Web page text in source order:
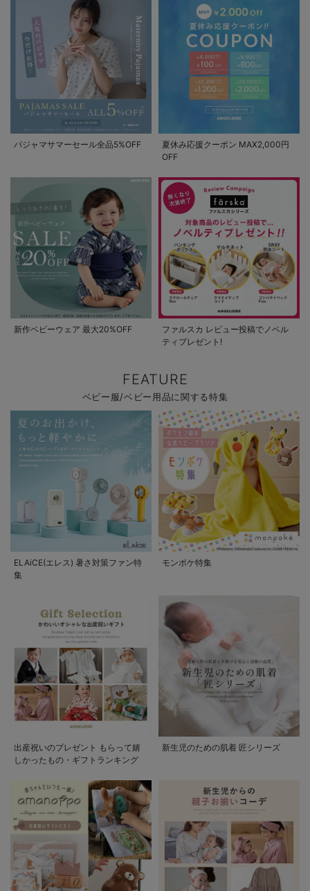
パジャマサマーセール全品5%OFF
夏休み応援クーポン MAX2,000円
OFF
新作ベビーウェア 最大20%OFF
ファルスカ レビュー投稿でノベル
ティプレゼント!
FEATURE
ベビー服/ベビー用品に関する特集
ELAiCE(エレス) 暑さ対策ファン特
集
モンポケ特集
出産祝いのプレゼント もらって嬉
しかったもの・ギフトランキング
新生児のための肌着 匠シリーズ